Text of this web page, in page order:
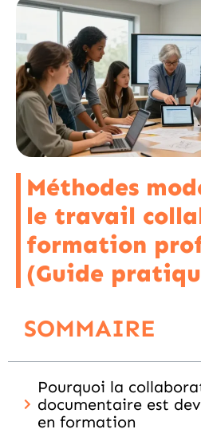
Méthodes
le travail
formation
(Guide
SOMMAIRE
Pourquoi la
documentaire est
en formation